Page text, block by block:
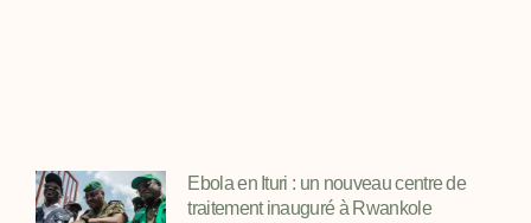
Ebola en Ituri : un nouveau centre de
traitement inauguré à Rwankole